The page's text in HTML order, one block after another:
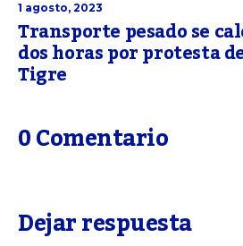
1 agosto, 2023
Transporte pesado se
dos horas por protesta
Tigre
0 Comentario
Dejar respuesta